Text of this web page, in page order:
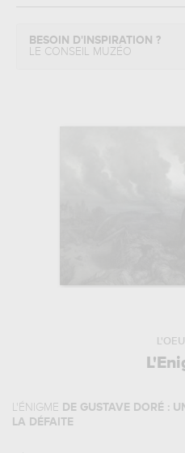
BESOIN D'INSPIRATION ?
LE CONSEIL MUZÉO
L'ÉNIGME DE GUSTAVE DORÉ :
LA DÉFAITE